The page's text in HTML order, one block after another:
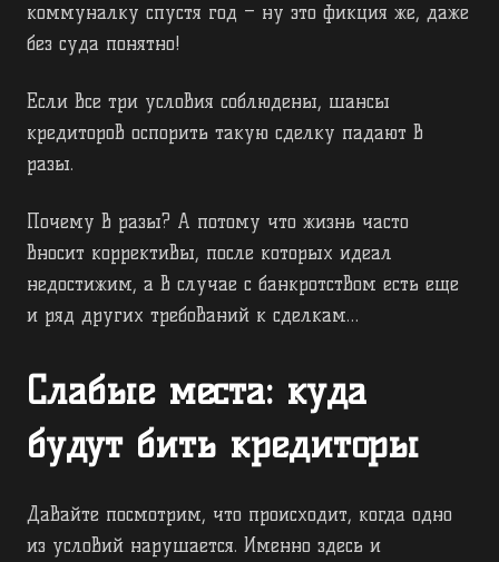
коммуналку спустя год – ну это фикция же, даже
без суда понятно!
Если все три условия соблюдены, шансы
кредиторов оспорить такую сделку падают в
разы.
Почему в разы? А потому что жизнь часто
вносит коррективы, после которых идеал
недостижим, а в случае с банкротством есть еще
и ряд других требований к сделкам…
Слабые места: куда
будут бить кредиторы
Давайте посмотрим, что происходит, когда одно
из условий нарушается. Именно здесь и